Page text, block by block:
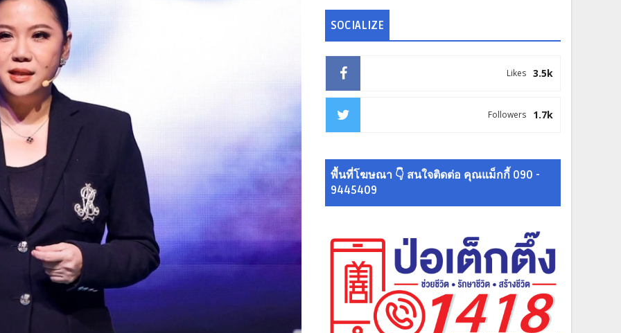
SOCIALIZE
3.5k
Likes
1.7k
Followers
พื้นที่โฆษณา 👇 สนใจติดต่อ คุณแม็กกี้ 090 -
9445409